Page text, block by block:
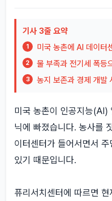
기사 3줄 요약
1 미국 농촌에 AI 데이터
2 물 부족과 전기세 폭등
3 농지 보존과 경제 개발
미국 농촌이 인공지능(AI)
닉에 빠졌습니다. 농사를
이터센터가 들어서면서
있기 때문입니다.
퓨리서치센터에 따르면